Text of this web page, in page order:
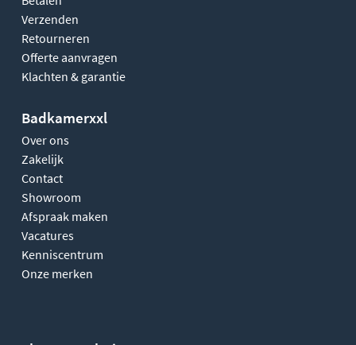
Verzenden
Retourneren
Offerte aanvragen
Klachten & garantie
Badkamerxxl
Over ons
Zakelijk
Contact
Showroom
Afspraak maken
Vacatures
Kenniscentrum
Onze merken